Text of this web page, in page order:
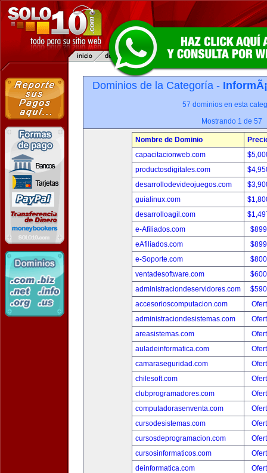
Dominios de la Categoría -
57 dominios en esta
Mostrando 1 de 57
Nombre de Dominio
capacitacionweb.com
productosdigitales.com
desarrollodevideojuegos.com
guialinux.com
desarrolloagil.com
e-Afiliados.com
eAfiliados.com
e-Soporte.com
ventadesoftware.com
administraciondeservidores.com
accesorioscomputacion.com
administraciondesistemas.com
areasistemas.com
auladeinformatica.com
camaraseguridad.com
chilesoft.com
clubprogramadores.com
computadorasenventa.com
cursodesistemas.com
cursosdeprogramacion.com
cursosinformaticos.com
deinformatica.com